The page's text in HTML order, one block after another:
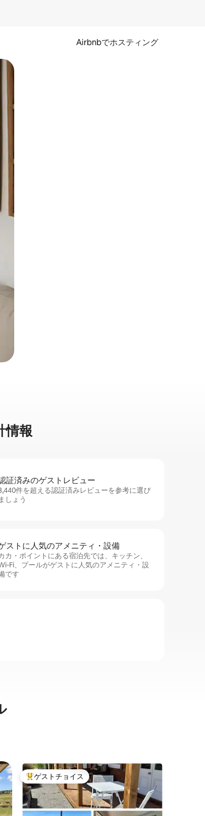
Airbnbでホスティング
す。
情⁠報
証済みのゲ⁠ス⁠ト⁠レ⁠ビ⁠ュ⁠ー
件を超える認証済みレビューを参考に選び
しょう
ストに人⁠気⁠のア⁠メ⁠ニ⁠テ⁠ィ・設⁠備
カ・ポイントにある宿泊先では、キッチン、
Fi、プールがゲストに人気のアメニティ・設
です
大好評のゲストチョイスです。
ゲストチョイス